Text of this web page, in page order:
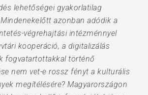
lehetőségei gyakorlatilag
Mindenekelőtt azonban adódik a
végrehajtási intézménnyel
kooperáció, a digitalizálás
fogvatartottakkal történő
nem vet-e rossz fényt a kulturális
megítélésére? Magyarországon